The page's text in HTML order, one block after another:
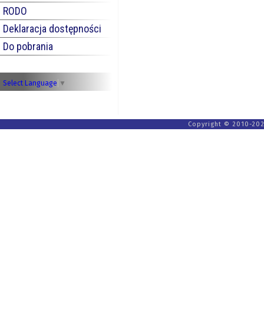
RODO
Deklaracja dostępności
Do pobrania
Select Language ▼
Copyright © 2010-